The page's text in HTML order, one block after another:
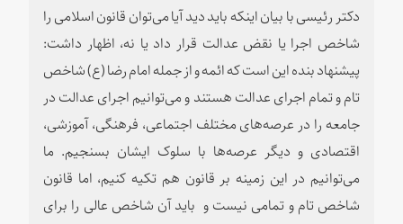
دکتر رئیسی با بیان اینکه باید دید آیا می‌توان قانون اسلامی را
شاخص اجرا یا نقض عدالت قرار داد یا نه، اظهار داشت:
پیشنهاد بنده این است که ائمه و از جمله امام رضا (ع) شاخص
تام و تمام اجرای عدالت هستند و می‌توانیم اجرای عدالت در
جامعه را در عرصه‌های مختلف اجتماعی، فرهنگی، آموزشی،
اقتصادی و دیگر عرصه‌ها با سلوک ایشان بسنجیم. ما
می‌توانیم در این زمینه بر قانون هم تکیه کنیم، اما قانون
شاخص تام و تمامی نیست و باید آن شاخص عالی را برای